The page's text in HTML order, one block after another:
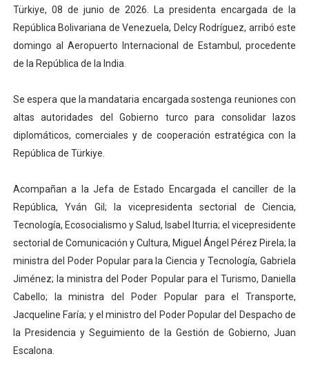
El Lactario del Iahula celebra la Semana Mundial de la
Plan Vacacional "Venezuela Ríe 2026" brinda
Mincomunas impulsa el autogobierno en Mérida con
Expertos inspeccionan espacios del OAN para la
Türkiye, 08 de junio de 2026. La presidenta encargada de la
República Bolivariana de Venezuela, Delcy Rodríguez, arribó este
domingo al Aeropuerto Internacional de Estambul, procedente
de la República de la India.
Se espera que la mandataria encargada sostenga reuniones con
altas autoridades del Gobierno turco para consolidar lazos
diplomáticos, comerciales y de cooperación estratégica con la
República de Türkiye.
Acompañan a la Jefa de Estado Encargada el canciller de la
República, Yván Gil; la vicepresidenta sectorial de Ciencia,
Tecnología, Ecosocialismo y Salud, Isabel Iturria; el vicepresidente
sectorial de Comunicación y Cultura, Miguel Ángel Pérez Pirela; la
ministra del Poder Popular para la Ciencia y Tecnología, Gabriela
Jiménez; la ministra del Poder Popular para el Turismo, Daniella
Cabello; la ministra del Poder Popular para el Transporte,
Jacqueline Faría; y el ministro del Poder Popular del Despacho de
la Presidencia y Seguimiento de la Gestión de Gobierno, Juan
Escalona.